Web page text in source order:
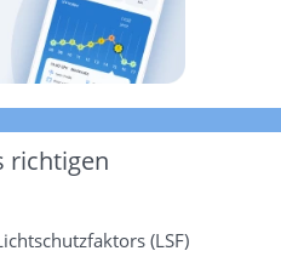
richtigen
(LSF)